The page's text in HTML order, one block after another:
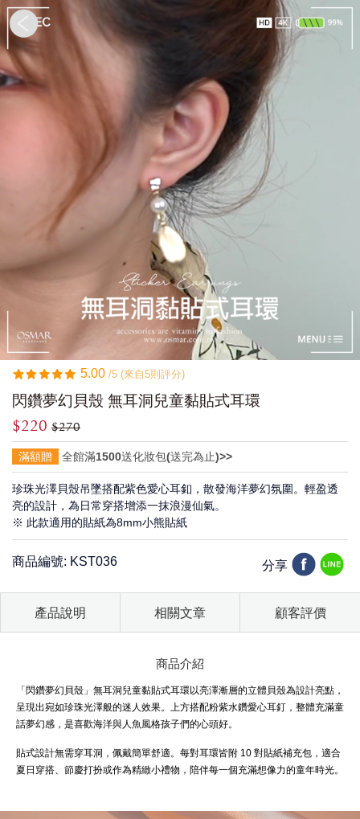
5.00 /5 (來自5則評分)
閃鑽夢幻貝殼 無耳洞兒童黏貼式耳環
$220 $270
滿額贈 全館滿1500送化妝包(送完為止)>>
珍珠光澤貝殼吊墜搭配紫色愛心耳釦，散發海洋夢幻氛圍。輕盈透
亮的設計，為日常穿搭增添一抹浪漫仙氣。
※ 此款適用的貼紙為8mm小熊貼紙
商品編號: KST036 分享
產品說明 相關文章 顧客評價
商品介紹
「閃鑽夢幻貝殼」無耳洞兒童黏貼式耳環以亮澤漸層的立體貝殼為設計亮點，
呈現出宛如珍珠光澤般的迷人效果。上方搭配粉紫水鑽愛心耳釘，整體充滿童
話夢幻感，是喜歡海洋與人魚風格孩子們的心頭好。
貼式設計無需穿耳洞，佩戴簡單舒適。每對耳環皆附 10 對貼紙補充包，適合
夏日穿搭、節慶打扮或作為精緻小禮物，陪伴每一個充滿想像力的童年時光。